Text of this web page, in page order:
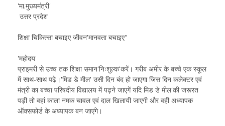
'मा.मुख्यमंत्री'
उत्तर प्रदेश
शिक्षा चिकित्सा बचाइए जीवन'मानवता बचाइए"
'महोदय'
प्राइमरी से उच्च तक शिक्षा समान'निःशुल्क'करें। गरीब अमीर के बच्चे एक स्कूल
में साथ-साथ पढ़े।'मिड डे मील' उसी दिन बंद हो जाएगा जिस दिन कलेक्टर एवं
मंत्री का बच्चा परिषदीय विद्यालय में पढ़ने जाएगें यदि मिड डे मील'की जरूरत
पड़ी तो वहां काला नमक चावल एवं दाल खिलायी जाएगी और वही अध्यापक
ऑक्सफोर्ड के अध्यापक बन जाएंगे।